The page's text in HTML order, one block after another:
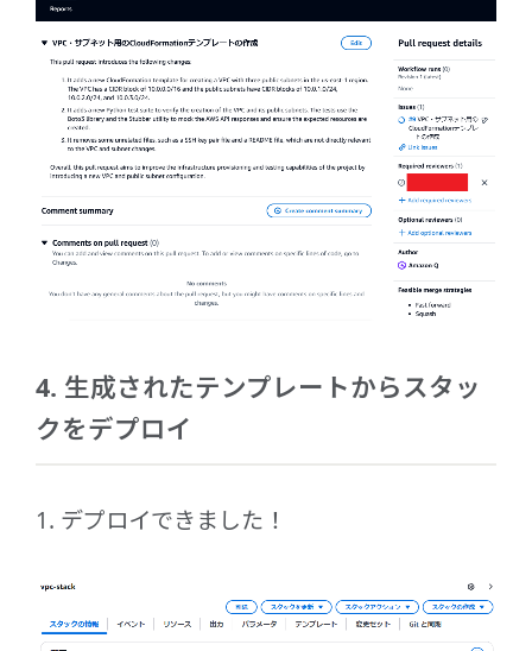
4. 生成されたテンプレートからスタッ
クをデプロイ
1. デプロイできました！